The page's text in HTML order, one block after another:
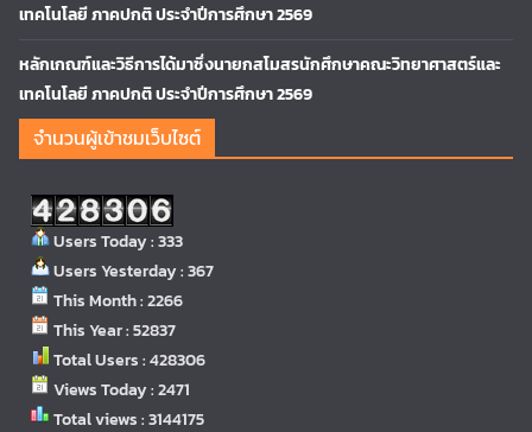
เทคโนโลยี ภาคปกติ ประจำปีการศึกษา 2569
หลักเกณฑ์และวิธีการได้มาซึ่งนายกสโมสรนักศึกษาคณะวิทยาศาสตร์และ
เทคโนโลยี ภาคปกติ ประจำปีการศึกษา 2569
จำนวนผู้เข้าชมเว็บไซต์
Users Today : 333
Users Yesterday : 367
This Month : 2266
This Year : 52837
Total Users : 428306
Views Today : 2471
Total views : 3144175